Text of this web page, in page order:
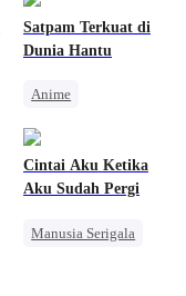
Satpam Terkuat di
Dunia Hantu
Anime
Pembalasan
Cintai Aku Ketika
Aku Sudah Pergi
Manusia Serigala